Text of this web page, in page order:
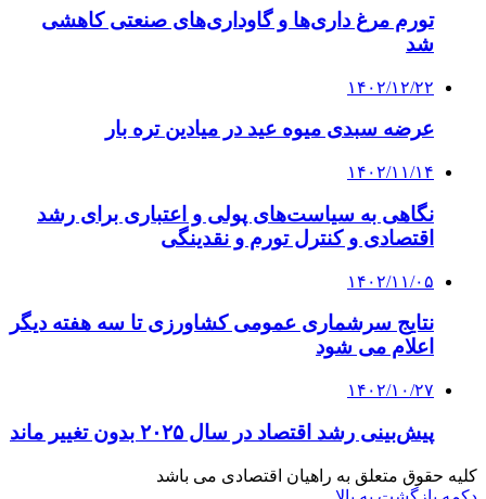
تورم مرغ داری‌ها و گاوداری‌های صنعتی کاهشی
شد
۱۴۰۲/۱۲/۲۲
عرضه سبدی میوه عید در میادین تره بار
۱۴۰۲/۱۱/۱۴
نگاهی به سیاست‌های پولی و اعتباری برای رشد
اقتصادی و کنترل تورم و نقدینگی
۱۴۰۲/۱۱/۰۵
نتایج سرشماری عمومی کشاورزی تا سه هفته دیگر
اعلام می شود
۱۴۰۲/۱۰/۲۷
پیش‌بینی رشد اقتصاد در سال ۲۰۲۵ بدون تغییر ماند
کلیه حقوق متعلق به راهیان اقتصادی می باشد